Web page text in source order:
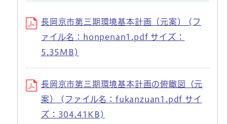
長岡京市第三期環境基本計画（元案） (フ
ァイル名：honpenan1.pdf サイズ：
5.35MB)
長岡京市第三期環境基本計画の俯瞰図（元
案） (ファイル名：fukanzuan1.pdf サイ
ズ：304.41KB)